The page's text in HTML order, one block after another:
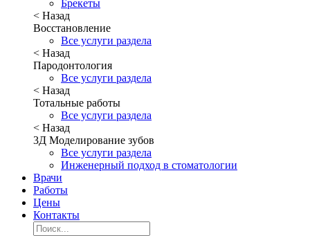
Брекеты
< Назад
Восстановление
Все услуги раздела
< Назад
Пародонтология
Все услуги раздела
< Назад
Тотальные работы
Все услуги раздела
< Назад
3Д Моделирование зубов
Все услуги раздела
Инженерный подход в стоматологии
Врачи
Работы
Цены
Контакты